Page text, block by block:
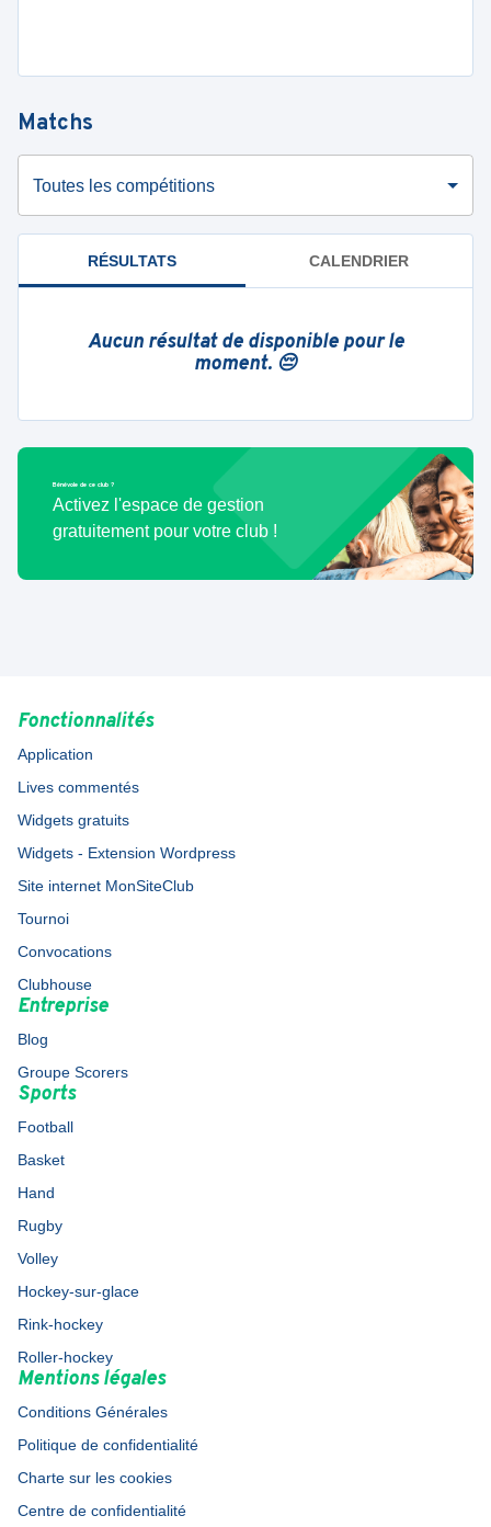
Matchs
Toutes les compétitions
RÉSULTATS CALENDRIER
Aucun résultat de disponible pour le
moment. 😔
Bénévole de ce club ?
Activez l'espace de gestion
gratuitement pour votre club !
Fonctionnalités
Application
Lives commentés
Widgets gratuits
Widgets - Extension Wordpress
Site internet MonSiteClub
Tournoi
Convocations
Clubhouse
Entreprise
Blog
Groupe Scorers
Sports
Football
Basket
Hand
Rugby
Volley
Hockey-sur-glace
Rink-hockey
Roller-hockey
Mentions légales
Conditions Générales
Politique de confidentialité
Charte sur les cookies
Centre de confidentialité